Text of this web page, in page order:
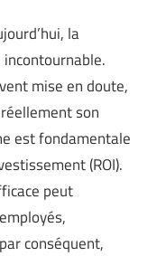
la
mise en doute,
son
est fondamentale
(ROI).
peut
conséquent,